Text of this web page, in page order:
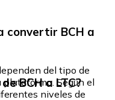
convertir BCH a
del tipo de
Según el
niveles de
BCH a LTC?